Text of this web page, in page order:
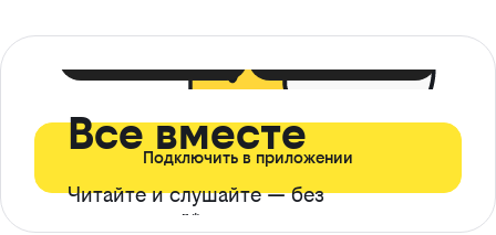
Все вместе
Читайте и слушайте — без
ограничений*
Подключить в приложении